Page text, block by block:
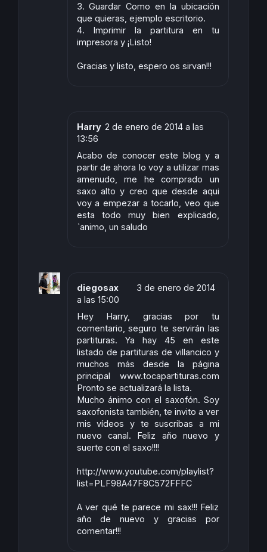
3. Guardar Como en la ubicación
que quieras, ejemplo escritorio.
4. Imprimir la partitura en tu
impresora y ¡Listo!
Gracias y listo, espero os sirvan!!!
Harry 2 de enero de 2014 a las
13:56
Acabo de conocer este blog y a
partir de ahora lo voy a utilizar mas
amenudo, me he comprado un
saxo alto y creo que desde aqui
voy a empezar a tocarlo, veo que
esta todo muy bien explicado,
ˋanimo, un saludo
diegosax
3 de enero de 2014
a las 15:00
Hey Harry, gracias por tu
comentario, seguro te servirán las
partituras. Ya hay 45 en este
listado de partituras de villancico y
muchos más desde la página
principal www.tocapartituras.com
Pronto se actualizará la lista.
Mucho ánimo con el saxofón. Soy
saxofonista también, te invito a ver
mis vídeos y te suscribas a mi
nuevo canal. Feliz año nuevo y
suerte con el saxo!!!!
http://www.youtube.com/playlist?
list=PLF98A47F8C572FFFC
A ver qué te parece mi sax!!! Feliz
año de nuevo y gracias por
comentar!!!